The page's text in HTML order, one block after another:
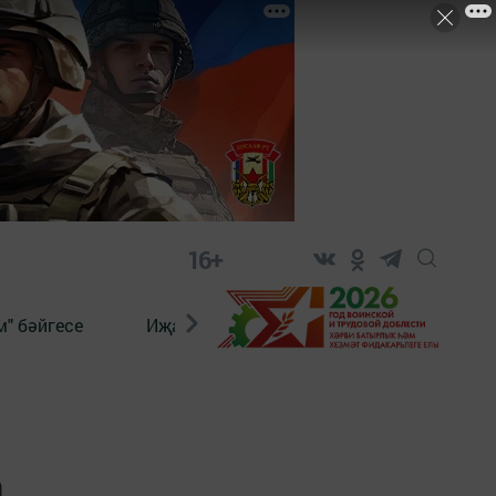
16+
бәйгесе Иҗат Реклама Онлайн